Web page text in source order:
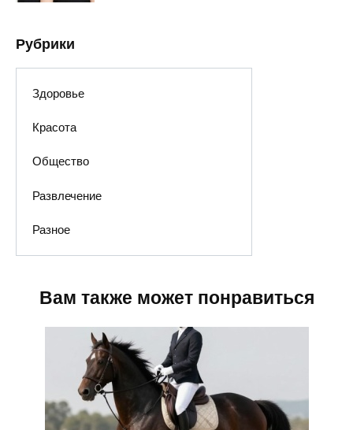
Рубрики
Здоровье
Красота
Общество
Развлечение
Разное
Вам также может понравиться